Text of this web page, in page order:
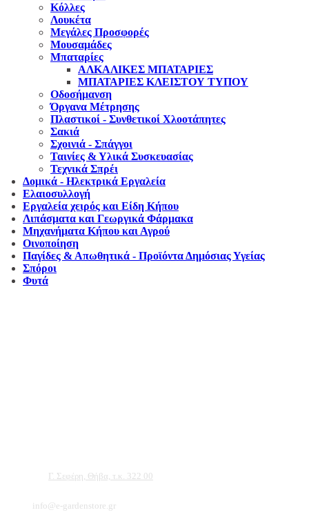
Κόλλες
Λουκέτα
Μεγάλες Προσφορές
Μουσαμάδες
Μπαταρίες
ΑΛΚΑΛΙΚΕΣ ΜΠΑΤΑΡΙΕΣ
ΜΠΑΤΑΡΙΕΣ ΚΛΕΙΣΤΟΥ ΤΥΠΟΥ
Οδοσήμανση
Όργανα Μέτρησης
Πλαστικοί - Συνθετικοί Χλοοτάπητες
Σακιά
Σχοινιά - Σπάγγοι
Ταινίες & Υλικά Συσκευασίας
Τεχνικά Σπρέι
Δομικά - Ηλεκτρικά Εργαλεία
Ελαιοσυλλογή
Εργαλεία χειρός και Είδη Κήπου
Λιπάσματα και Γεωργικά Φάρμακα
Μηχανήματα Κήπου και Αγρού
Οινοποίηση
Παγίδες & Απωθητικά - Προϊόντα Δημόσιας Υγείας
Σπόροι
Φυτά
Γ. Σεφέρη, Θήβα, τ.κ. 322 00
info@e-gardenstore.gr